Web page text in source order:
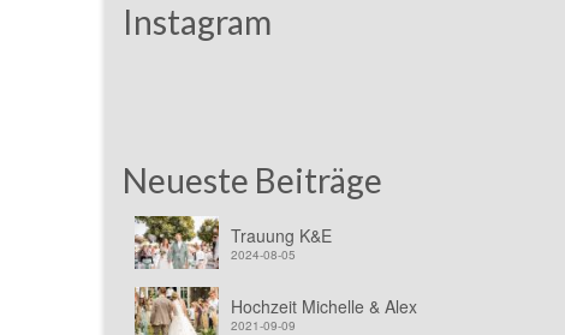
Instagram
Neueste Beiträge
Trauung K&E
2024-08-05
Hochzeit Michelle & Alex
2021-09-09